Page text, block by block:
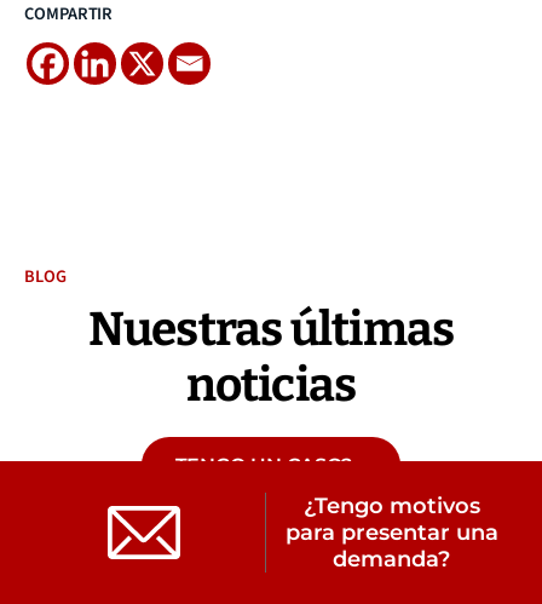
COMPARTIR
BLOG
Nuestras últimas
noticias
¿TENGO UN CASO?
TODAS LAS ENTRADAS DEL BLOG
¿Tengo motivos
para presentar una
demanda?